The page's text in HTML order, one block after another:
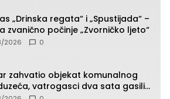
„Drinska regata“ i „Spustijada“ –
zvanično počinje „Zvorničko ljeto“
2026 0
zahvatio objekat komunalnog
vatrogasci dva sata gasili